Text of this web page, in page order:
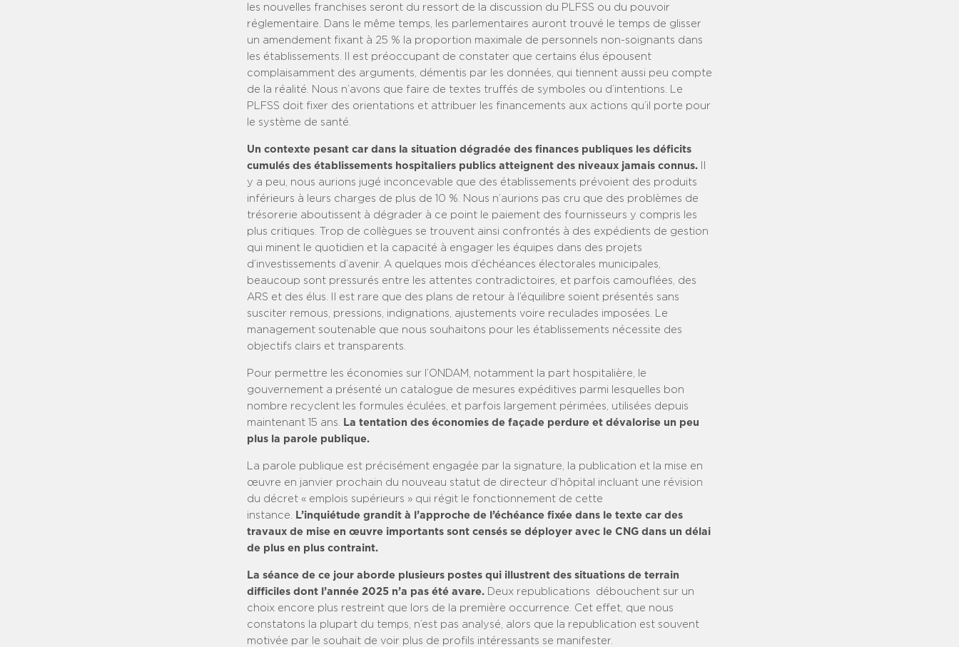
les nouvelles franchises seront du ressort de la discussion du PLFSS ou du pouvoir
réglementaire. Dans le même temps, les parlementaires auront trouvé le temps de glisser
un amendement fixant à 25 % la proportion maximale de personnels non-soignants dans
les établissements. Il est préoccupant de constater que certains élus épousent
complaisamment des arguments, démentis par les données, qui tiennent aussi peu compte
de la réalité. Nous n’avons que faire de textes truffés de symboles ou d’intentions. Le
PLFSS doit fixer des orientations et attribuer les financements aux actions qu’il porte pour
le système de santé.
Un contexte pesant car dans la situation dégradée des finances publiques les déficits
cumulés des établissements hospitaliers publics atteignent des niveaux jamais connus.
y a peu, nous aurions jugé inconcevable que des établissements prévoient des produits
inférieurs à leurs charges de plus de 10 %. Nous n’aurions pas cru que des problèmes de
trésorerie aboutissent à dégrader à ce point le paiement des fournisseurs y compris les
plus critiques. Trop de collègues se trouvent ainsi confrontés à des expédients de gestion
qui minent le quotidien et la capacité à engager les équipes dans des projets
d’investissements d’avenir. A quelques mois d’échéances électorales municipales,
beaucoup sont pressurés entre les attentes contradictoires, et parfois camouflées, des
ARS et des élus. Il est rare que des plans de retour à l’équilibre soient présentés sans
susciter remous, pressions, indignations, ajustements voire reculades imposées. Le
management soutenable que nous souhaitons pour les établissements nécessite des
objectifs clairs et transparents.
Pour permettre les économies sur l’ONDAM, notamment la part hospitalière, le
gouvernement a présenté un catalogue de mesures expéditives parmi lesquelles bon
nombre recyclent les formules éculées, et parfois largement périmées, utilisées depuis
maintenant 15 ans.
La tentation des économies de façade perdure et dévalorise un peu
plus la parole publique.
La parole publique est précisément engagée par la signature, la publication et la mise en
œuvre en janvier prochain du nouveau statut de directeur d’hôpital incluant une révision
du décret « emplois supérieurs » qui régit le fonctionnement de cette
instance.
L’inquiétude grandit à l’approche de l’échéance fixée dans le texte car des
travaux de mise en œuvre importants sont censés se déployer avec le CNG dans un délai
de plus en plus contraint.
La séance de ce jour aborde plusieurs postes qui illustrent des situations de terrain
difficiles dont l’année 2025 n’a pas été avare. Deux republications débouchent sur un
choix encore plus restreint que lors de la première occurrence. Cet effet, que nous
constatons la plupart du temps, n’est pas analysé, alors que la republication est souvent
motivée par le souhait de voir plus de profils intéressants se manifester.